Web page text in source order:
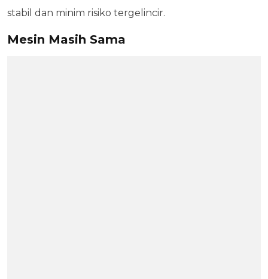
stabil dan minim risiko tergelincir.
Mesin Masih Sama